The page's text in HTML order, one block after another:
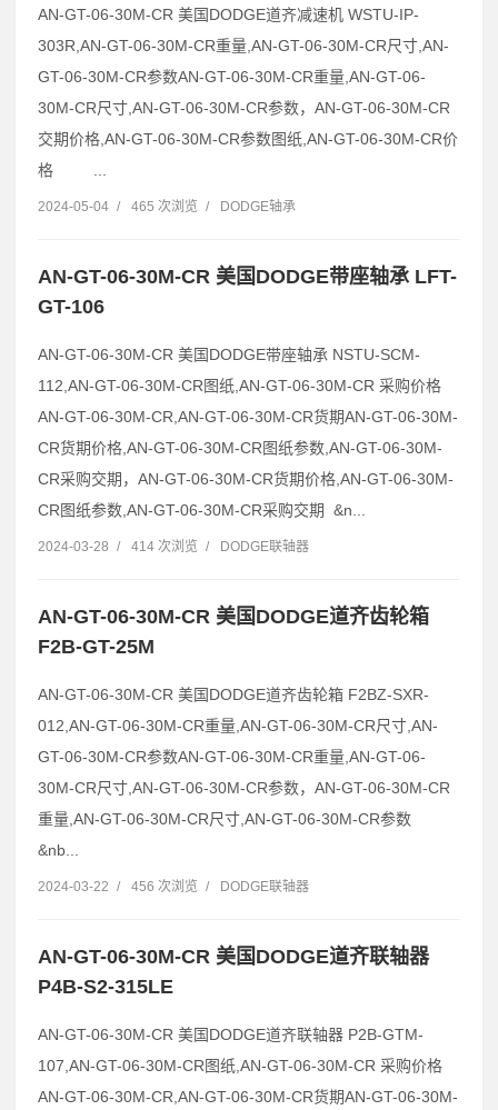
AN-GT-06-30M-CR 美国DODGE道齐减速机 WSTU-IP-
303R,AN-GT-06-30M-CR重量,AN-GT-06-30M-CR尺寸,AN-
GT-06-30M-CR参数AN-GT-06-30M-CR重量,AN-GT-06-
30M-CR尺寸,AN-GT-06-30M-CR参数，AN-GT-06-30M-CR
交期价格,AN-GT-06-30M-CR参数图纸,AN-GT-06-30M-CR价
格 ...
2024-05-04 / 465 次浏览 / DODGE轴承
AN-GT-06-30M-CR 美国DODGE带座轴承 LFT-
GT-106
AN-GT-06-30M-CR 美国DODGE带座轴承 NSTU-SCM-
112,AN-GT-06-30M-CR图纸,AN-GT-06-30M-CR 采购价格
AN-GT-06-30M-CR,AN-GT-06-30M-CR货期AN-GT-06-30M-
CR货期价格,AN-GT-06-30M-CR图纸参数,AN-GT-06-30M-
CR采购交期，AN-GT-06-30M-CR货期价格,AN-GT-06-30M-
CR图纸参数,AN-GT-06-30M-CR采购交期 &n...
2024-03-28 / 414 次浏览 / DODGE联轴器
AN-GT-06-30M-CR 美国DODGE道齐齿轮箱
F2B-GT-25M
AN-GT-06-30M-CR 美国DODGE道齐齿轮箱 F2BZ-SXR-
012,AN-GT-06-30M-CR重量,AN-GT-06-30M-CR尺寸,AN-
GT-06-30M-CR参数AN-GT-06-30M-CR重量,AN-GT-06-
30M-CR尺寸,AN-GT-06-30M-CR参数，AN-GT-06-30M-CR
重量,AN-GT-06-30M-CR尺寸,AN-GT-06-30M-CR参数
&nb...
2024-03-22 / 456 次浏览 / DODGE联轴器
AN-GT-06-30M-CR 美国DODGE道齐联轴器
P4B-S2-315LE
AN-GT-06-30M-CR 美国DODGE道齐联轴器 P2B-GTM-
107,AN-GT-06-30M-CR图纸,AN-GT-06-30M-CR 采购价格
AN-GT-06-30M-CR,AN-GT-06-30M-CR货期AN-GT-06-30M-